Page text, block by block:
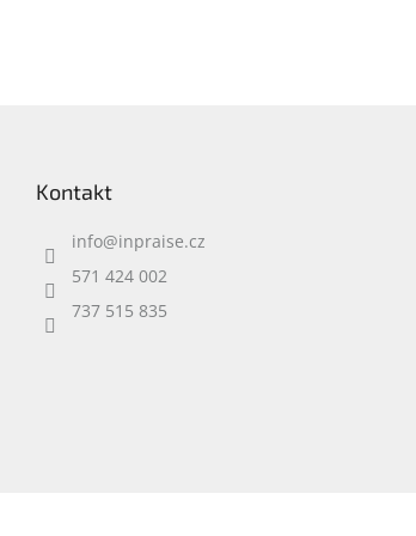
Kontakt
info@inpraise.cz
571 424 002
737 515 835